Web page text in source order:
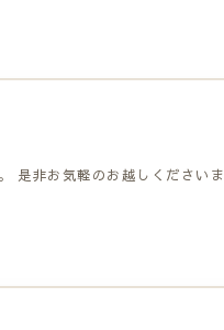
是非お気軽のお越しくださいま